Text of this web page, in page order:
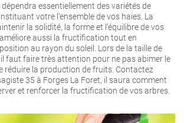
essentiellement des variétés de
votre l’ensemble de vos haies. La
la solidité, la forme et l’équilibre de vos
aussi la fructification tout en
au rayon du soleil. Lors de la taille de
faut faire très attention pour ne pas abimer le
réduire la production de fruits. Contactez
35 à Forges La Foret, il saura comment
et renforcer la fructification de vos arbres.